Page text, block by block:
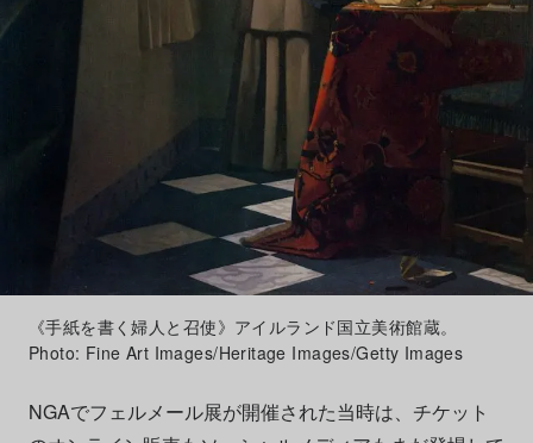
《手紙を書く婦人と召使》アイルランド国立美術館蔵。
Photo: Fine Art Images/Heritage Images/Getty Images
NGAでフェルメール展が開催された当時は、チケット